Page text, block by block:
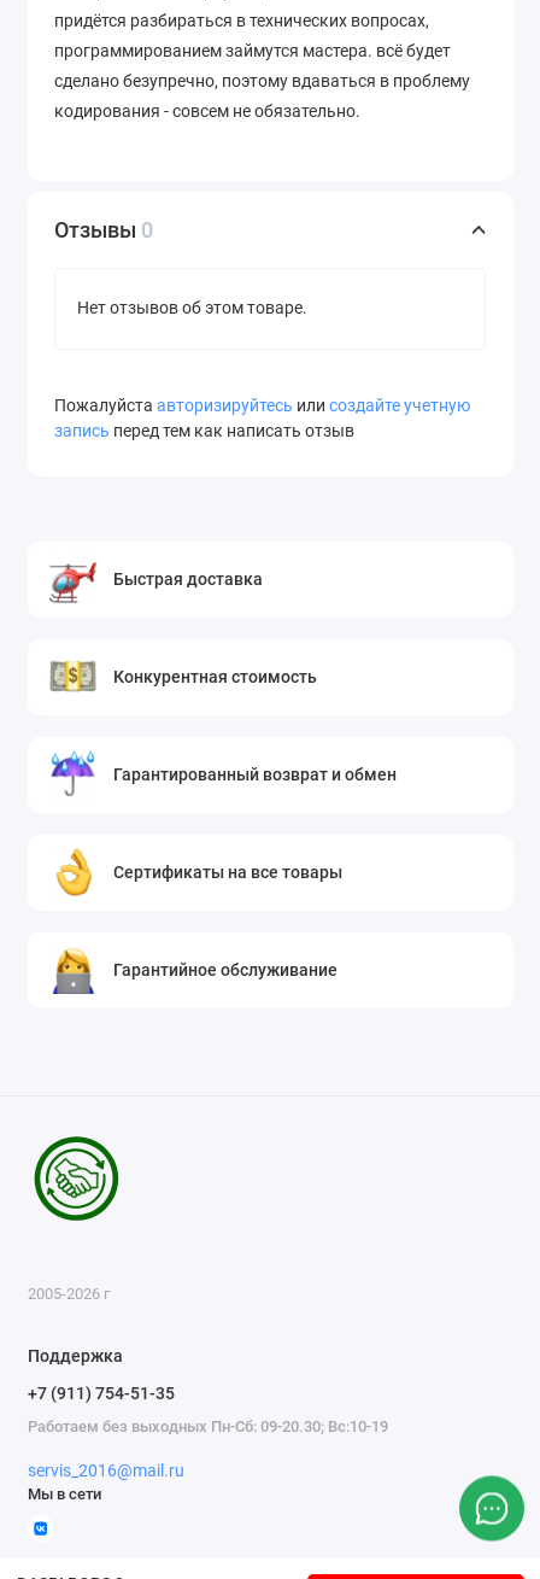
придётся разбираться в технических вопросах,
программированием займутся мастера. всё будет
сделано безупречно, поэтому вдаваться в проблему
кодирования - совсем не обязательно.
Отзывы 0
Нет отзывов об этом товаре.
Пожалуйста авторизируйтесь или создайте учетную
запись перед тем как написать отзыв
Быстрая доставка
Конкурентная стоимость
Гарантированный возврат и обмен
Сертификаты на все товары
Гарантийное обслуживание
2005-2026 г
Поддержка
+7 (911) 754-51-35
Работаем без выходных Пн-Сб: 09-20.30; Вс:10-19
servis_2016@mail.ru
Мы в сети